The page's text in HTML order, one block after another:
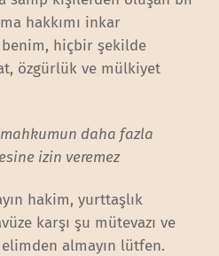
hakkımı inkar
hiçbir şekilde
özgürlük ve mülkiyet
daha fazla
izin veremez
hakim, yurttaşlık
karşı şu mütevazı ve
almayın lütfen.